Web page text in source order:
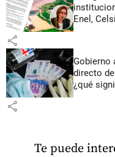
Enel,
share
Gobierno
directo
¿qué
share
Te puede